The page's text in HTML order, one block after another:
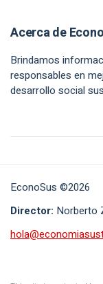
Acerca de
Brindamos
responsables en
desarrollo social
EconoSus ©2026
Director: Norberto